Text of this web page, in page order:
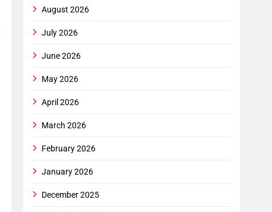
August 2026
July 2026
June 2026
May 2026
April 2026
March 2026
February 2026
January 2026
December 2025